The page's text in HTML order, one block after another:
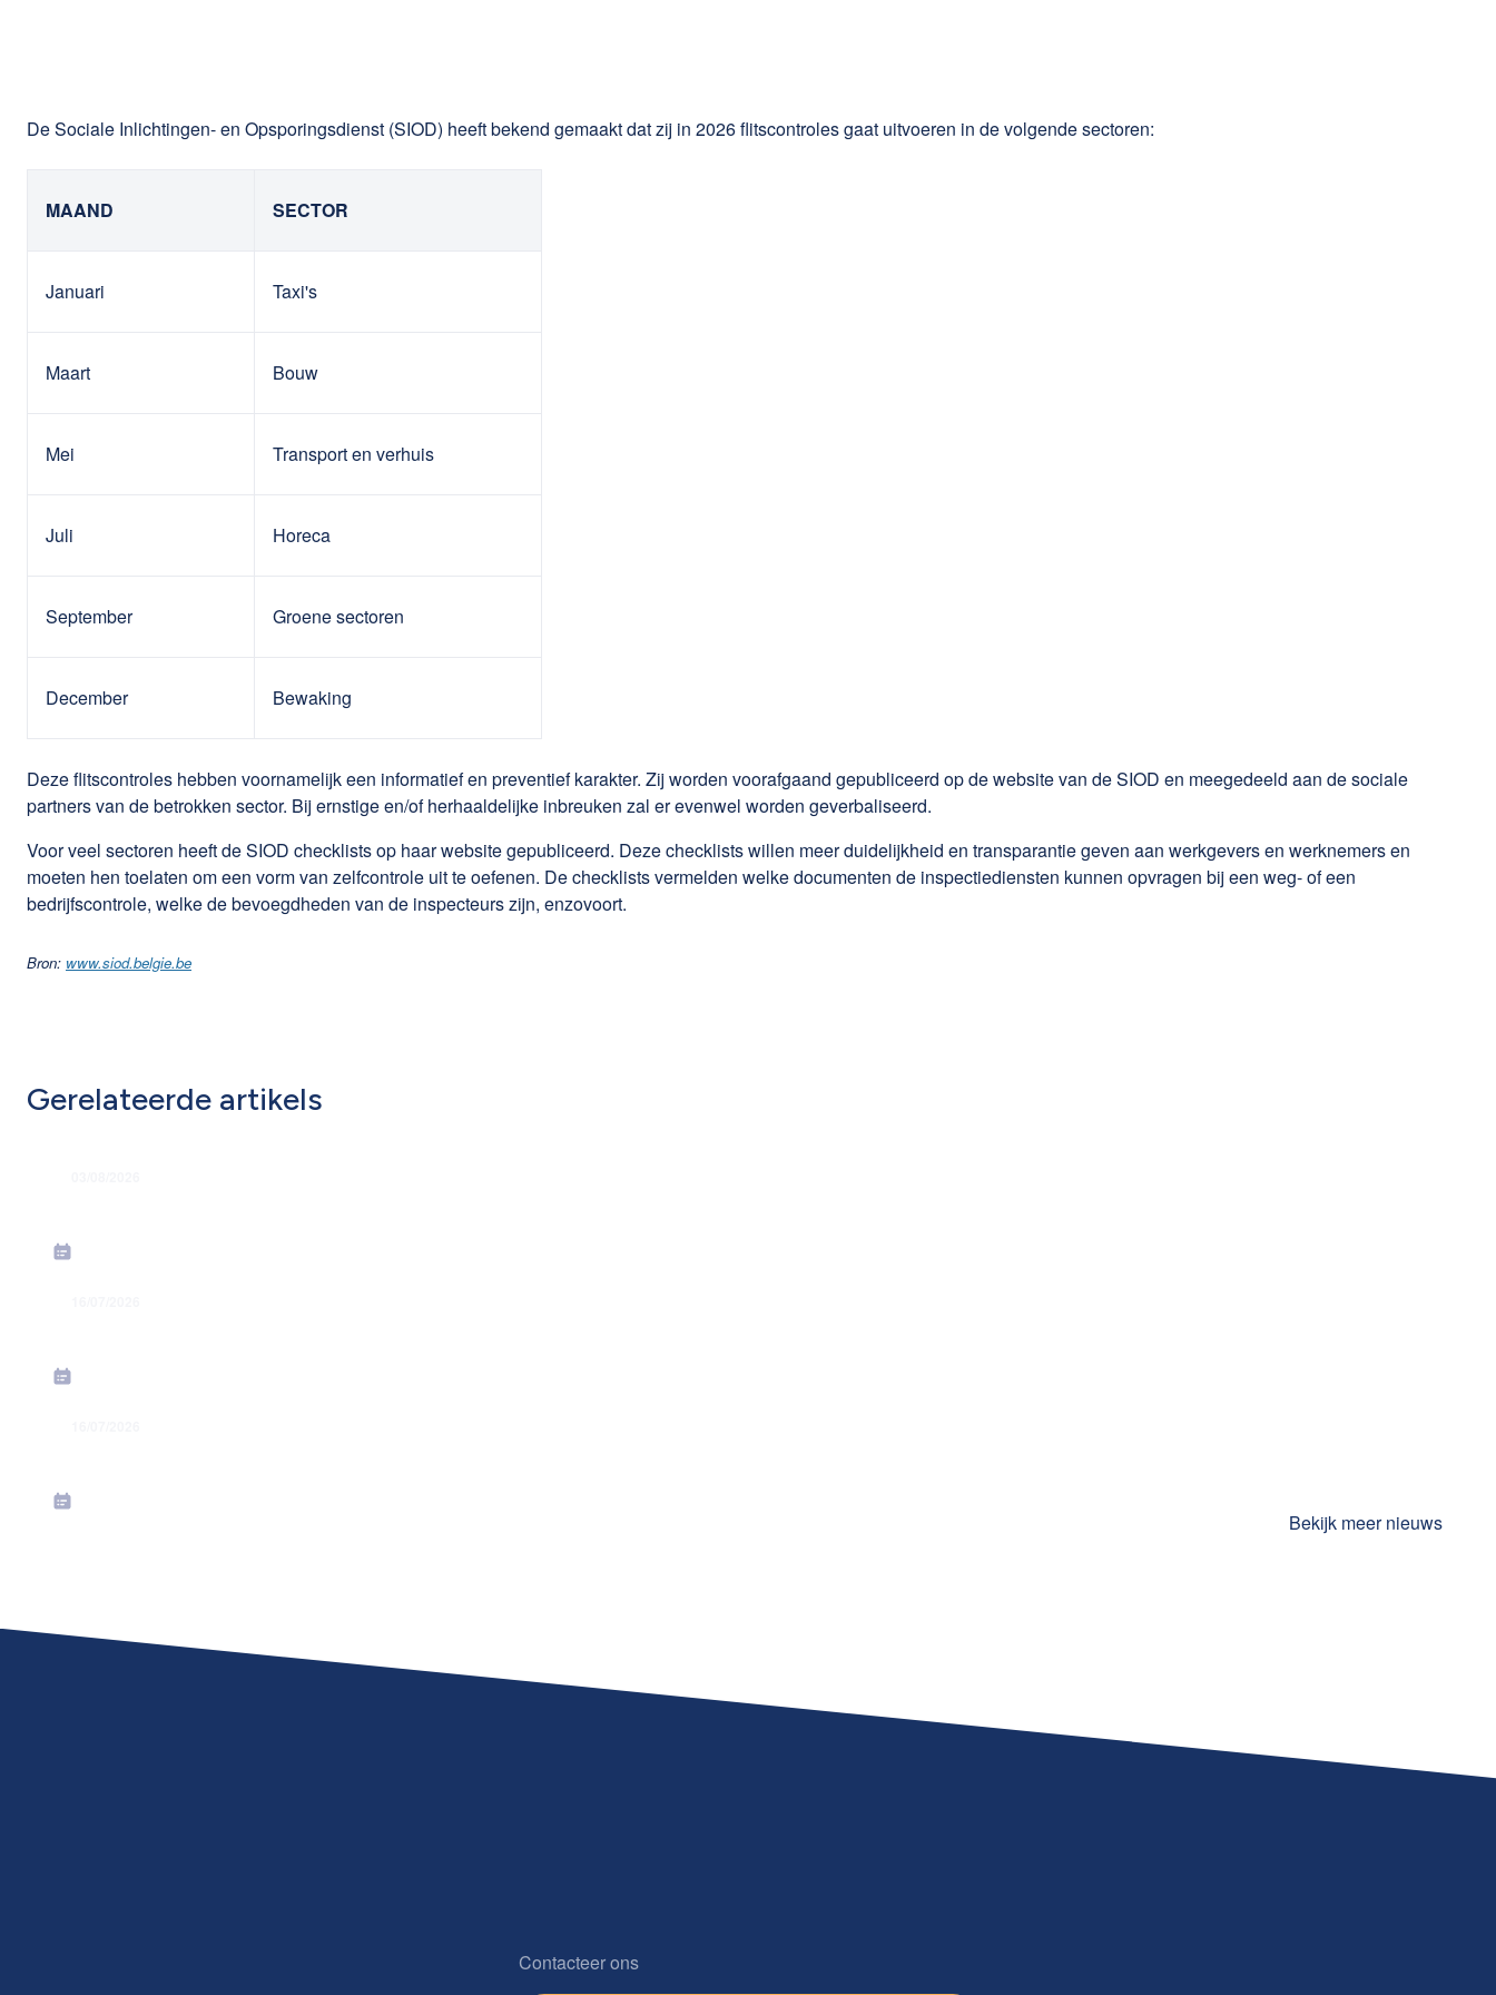
De Sociale Inlichtingen- en Opsporingsdienst (SIOD) heeft bekend gemaakt dat zij in 2026 flitscontroles gaat uitvoeren in de volgende sectoren:
MAAND SECTOR
Januari Taxi's
Maart Bouw
Mei Transport en verhuis
Juli Horeca
September Groene sectoren
December Bewaking
Deze flitscontroles hebben voornamelijk een informatief en preventief karakter. Zij worden voorafgaand gepubliceerd op de website van de SIOD en meegedeeld aan de sociale
partners van de betrokken sector. Bij ernstige en/of herhaaldelijke inbreuken zal er evenwel worden geverbaliseerd.
Voor veel sectoren heeft de SIOD checklists op haar website gepubliceerd. Deze checklists willen meer duidelijkheid en transparantie geven aan werkgevers en werknemers en
moeten hen toelaten om een vorm van zelfcontrole uit te oefenen. De checklists vermelden welke documenten de inspectiediensten kunnen opvragen bij een weg- of een
bedrijfscontrole, welke de bevoegdheden van de inspecteurs zijn, enzovoort.
Bron: www.siod.belgie.be
Gerelateerde artikels
Bekijk meer nieuws
Contacteer ons